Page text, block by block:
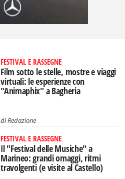
FESTIVAL E RASSEGNE
Film sotto le stelle, mostre e viaggi
virtuali: le esperienze con
"Animaphix" a Bagheria
diRedazione
FESTIVAL E RASSEGNE
Il "Festival delle Musiche" a
Marineo: grandi omaggi, ritmi
travolgenti (e visite al Castello)